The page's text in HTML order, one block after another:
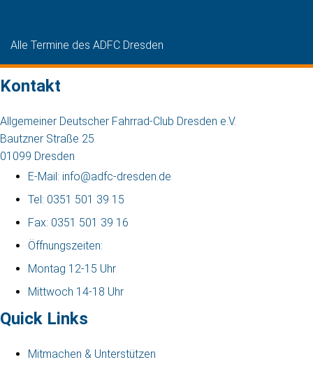
Alle Termine des ADFC Dresden
Kontakt
Allgemeiner Deutscher Fahrrad-Club Dresden e.V.
Bautzner Straße 25
01099 Dresden
E-Mail: info@adfc-dresden.de
Tel: 0351 501 39 15
Fax: 0351 501 39 16
Öffnungszeiten:
Montag 12-15 Uhr
Mittwoch 14-18 Uhr
Quick Links
Mitmachen & Unterstützen